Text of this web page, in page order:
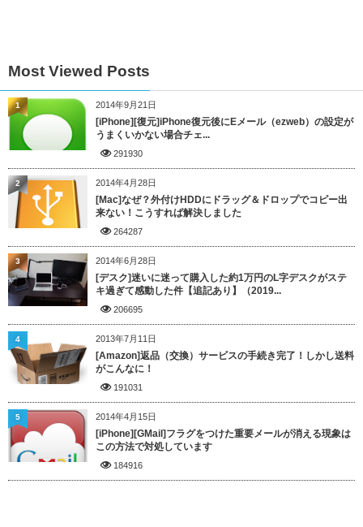
Most Viewed Posts
2014年9月21日
[iPhone][復元]iPhone復元後にEメール（ezweb）の設定が
うまくいかない場合チェ...
291930
1
2014年4月28日
[Mac]なぜ？外付けHDDにドラッグ＆ドロップでコピー出
来ない！こうすれば解決しました
264287
2
2014年6月28日
[デスク]迷いに迷って購入した約1万円のL字デスクがステ
キ過ぎて感動した件【追記あり】（2019...
206695
3
2013年7月11日
[Amazon]返品（交換）サービスの手続き完了！しかし送料
がこんなに！
191031
4
2014年4月15日
[iPhone][GMail]フラグをつけた重要メールが消える現象は
この方法で対処しています
184916
5